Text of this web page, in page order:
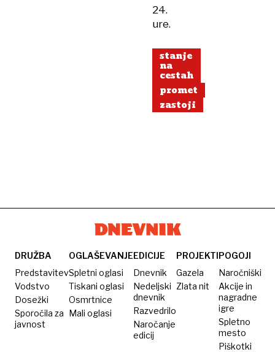
24.
ure.
stanje
na
cestah
promet
zastoji
DRUŽBA
Predstavitev
Vodstvo
Dosežki
Sporočila za
javnost
OGLAŠEVANJE
Spletni oglasi
Tiskani oglasi
Osmrtnice
Mali oglasi
EDICIJE
Dnevnik
Nedeljski
dnevnik
Razvedrilo
Naročanje
edicij
PROJEKTI
Gazela
Zlata nit
POGOJI
Naročniški
Akcije in
nagradne
igre
Spletno
mesto
Piškotki